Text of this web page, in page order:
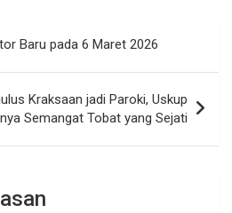
Baru pada 6 Maret 2026
Kraksaan jadi Paroki, Uskup
Semangat Tobat yang Sejati